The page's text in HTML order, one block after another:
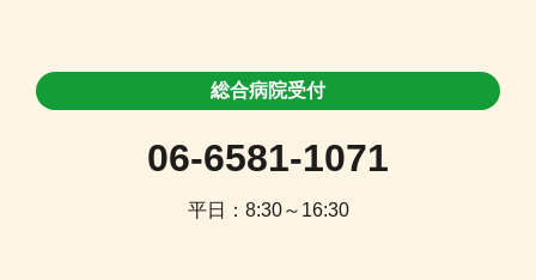
総合病院受付
06-6581-1071
平日：8:30～16:30